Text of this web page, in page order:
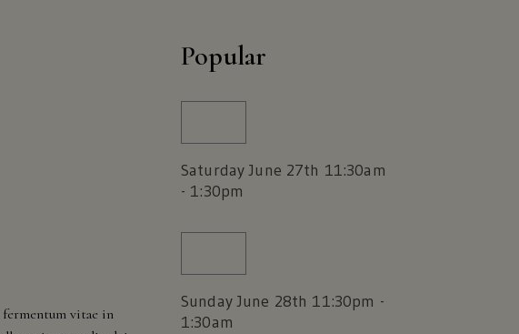
vitae in
Popular
Saturday June 27th 11:30am
- 1:30pm
Sunday June 28th 11:30pm -
1:30am